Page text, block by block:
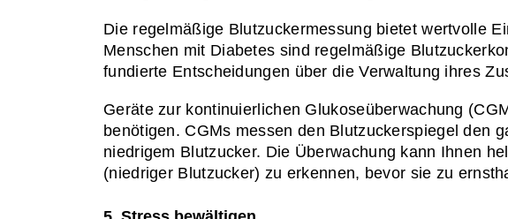
Die regelmäßige Blutzuckermessung bietet wertvolle
Menschen mit Diabetes sind regelmäßige
fundierte Entscheidungen über die Verwaltung ihres
Geräte zur kontinuierlichen Glukoseüberwachung
benötigen. CGMs messen den Blutzuckerspiegel den
niedrigem Blutzucker. Die Überwachung kann Ihnen
(niedriger Blutzucker) zu erkennen, bevor sie zu